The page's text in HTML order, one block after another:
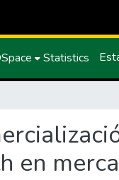
Statistics
en